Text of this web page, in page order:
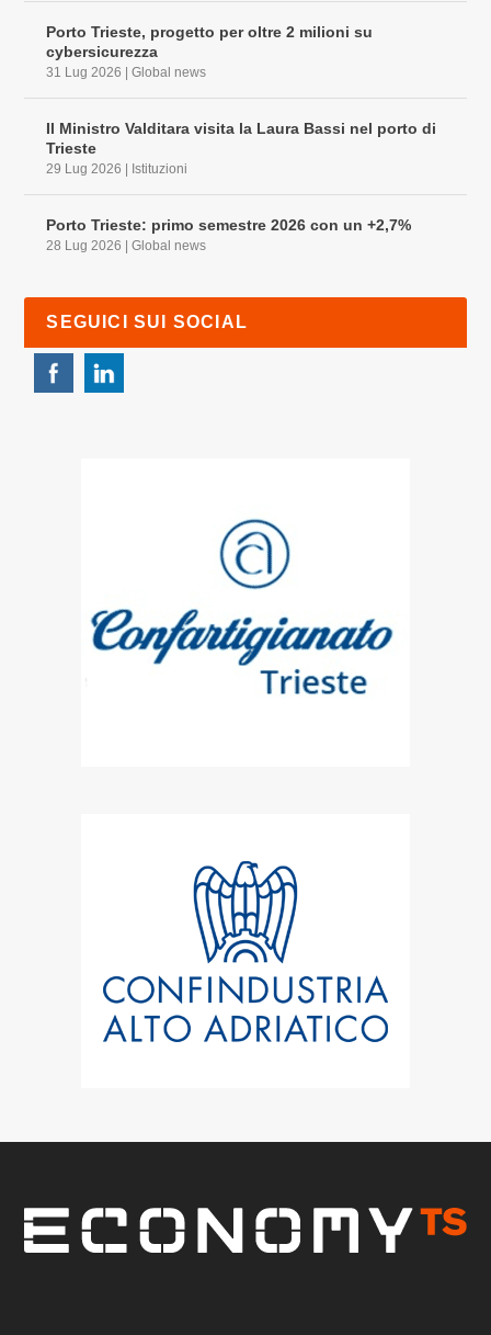
Porto Trieste, progetto per oltre 2 milioni su
cybersicurezza
31 Lug 2026 |Global news
Il Ministro Valditara visita la Laura Bassi nel porto di
Trieste
29 Lug 2026 | Istituzioni
Porto Trieste: primo semestre 2026 con un +2,7%
28 Lug 2026 |Global news
SEGUICI SUI SOCIAL